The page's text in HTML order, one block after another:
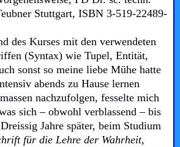
Stuttgart, ISBN 3-519-22489-
des Kurses mit den verwendeten
(Syntax) wie Tupel, Entität,
sonst so meine liebe Mühe hatte
abends zu Hause lernen
nachzufolgen, fesselte mich
sich – obwohl verblassend – bis
Dreissig Jahre später, beim Studium
für die Lehre der Wahrheit,